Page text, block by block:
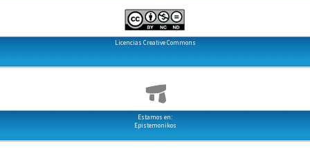
Licencias Creative Commons
Estamos en:
Epistemonikos